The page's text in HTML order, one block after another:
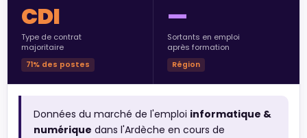
CDI
Type de contrat
majoritaire
71% des postes
—
Sortants en emploi
après formation
Région
Données du marché de l'emploi informatique &
numérique dans l'Ardèche en cours de